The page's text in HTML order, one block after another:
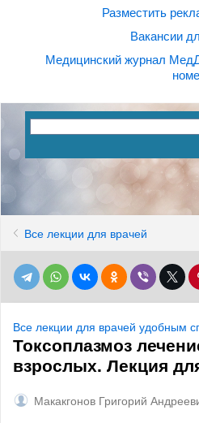
Разместить
Вакансии
Медицинский журнал
Все лекции для врачей
Все лекции для врачей удобным
Токсоплазмоз
взрослых. Лекция
Макакгонов Григорий